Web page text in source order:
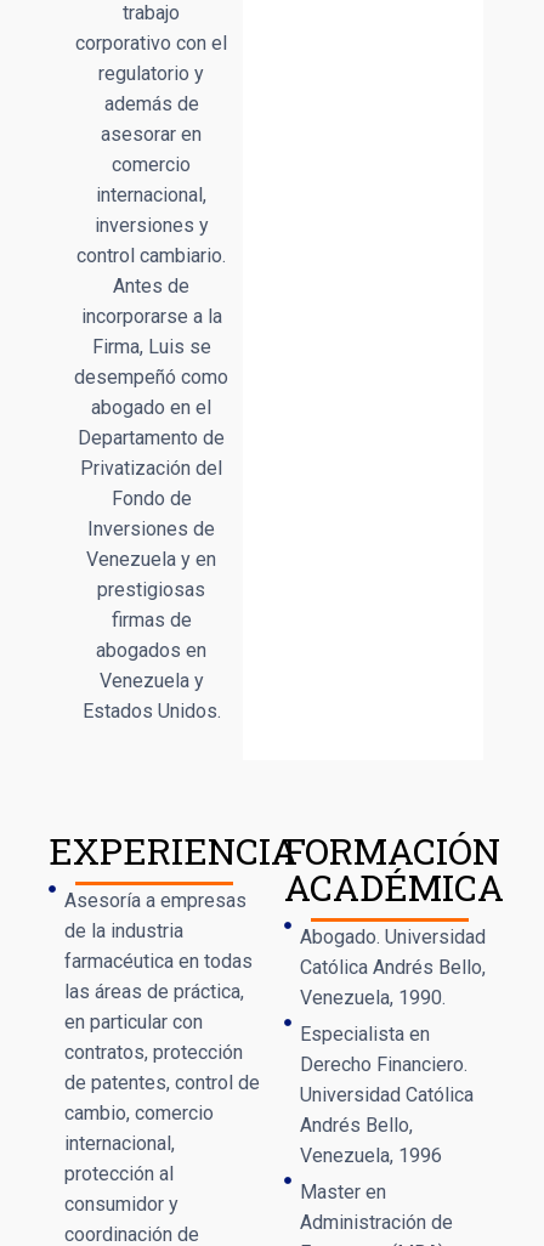
trabajo
corporativo con el
regulatorio y
además de
asesorar en
comercio
internacional,
inversiones y
control cambiario.
Antes de
incorporarse a la
Firma, Luis se
desempeñó como
abogado en el
Departamento de
Privatización del
Fondo de
Inversiones de
Venezuela y en
prestigiosas
firmas de
abogados en
Venezuela y
Estados Unidos.
EXPERIENCIA
Asesoría a empresas
de la industria
farmacéutica en todas
las áreas de práctica,
en particular con
contratos, protección
de patentes, control de
cambio, comercio
internacional,
protección al
consumidor y
coordinación de
FORMACIÓN
ACADÉMICA
Abogado. Universidad
Católica Andrés Bello,
Venezuela, 1990.
Especialista en
Derecho Financiero.
Universidad Católica
Andrés Bello,
Venezuela, 1996
Master en
Administración de